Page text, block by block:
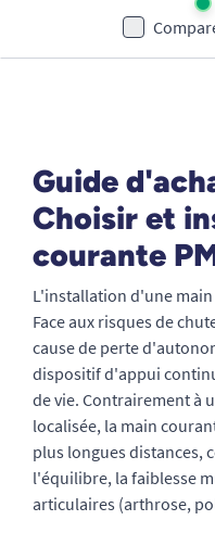
Guide
Choisir et
courante
L'installation d'une
Face aux risques de
cause de perte
dispositif d'appui
de vie. Contrairement à
localisée, la main
plus longues distances,
l'équilibre, la faiblesse
articulaires (arthrose,